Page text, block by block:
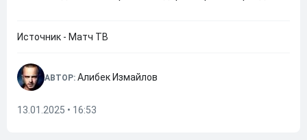
Источник - Матч ТВ
АВТОР: Алибек Измайлов
13.01.2025 • 16:53